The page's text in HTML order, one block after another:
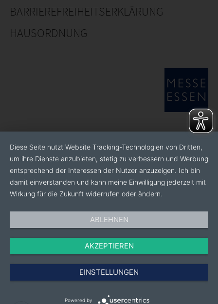
BARRIEREFREIHEITSERKLÄRUNG
HAUSORDNUNG
Diese Seite nutzt Website Tracking-Technologien von Dritten,
um ihre Dienste anzubieten, stetig zu verbessern und Werbung
entsprechend der Interessen der Nutzer anzuzeigen. Ich bin
damit einverstanden und kann meine Einwilligung jederzeit mit
Wirkung für die Zukunft widerrufen oder ändern.
ABLEHNEN
AKZEPTIEREN
EINSTELLUNGEN
Powered by